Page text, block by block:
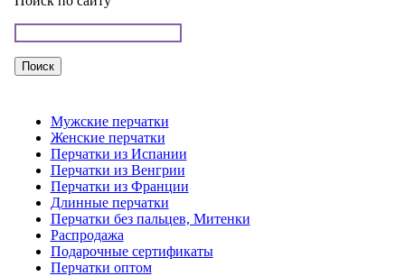
Мужские перчатки
Женские перчатки
Перчатки из Испании
Перчатки из Венгрии
Перчатки из Франции
Длинные перчатки
Перчатки без пальцев, Митенки
Распродажа
Подарочные сертификаты
Перчатки оптом